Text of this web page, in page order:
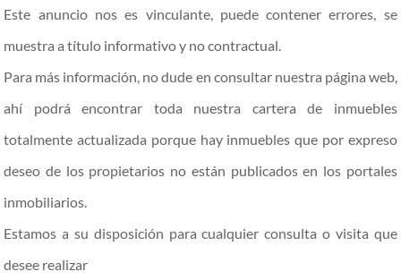
Este anuncio nos es vinculante, puede contener errores, se
muestra a título informativo y no contractual.
Para más información, no dude en consultar nuestra página web,
ahí podrá encontrar toda nuestra cartera de inmuebles
totalmente actualizada porque hay inmuebles que por expreso
deseo de los propietarios no están publicados en los portales
inmobiliarios.
Estamos a su disposición para cualquier consulta o visita que
desee realizar